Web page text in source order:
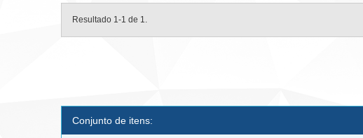
Resultado 1-1 de 1.
Conjunto de itens: